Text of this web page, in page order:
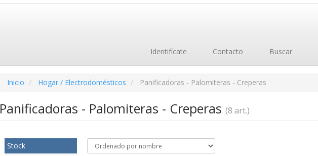
Identifícate Contacto Buscar
Inicio Hogar / Electrodomésticos Panificadoras - Palomiteras - Creperas
Panificadoras - Palomiteras - Creperas (8 art.)
Stock